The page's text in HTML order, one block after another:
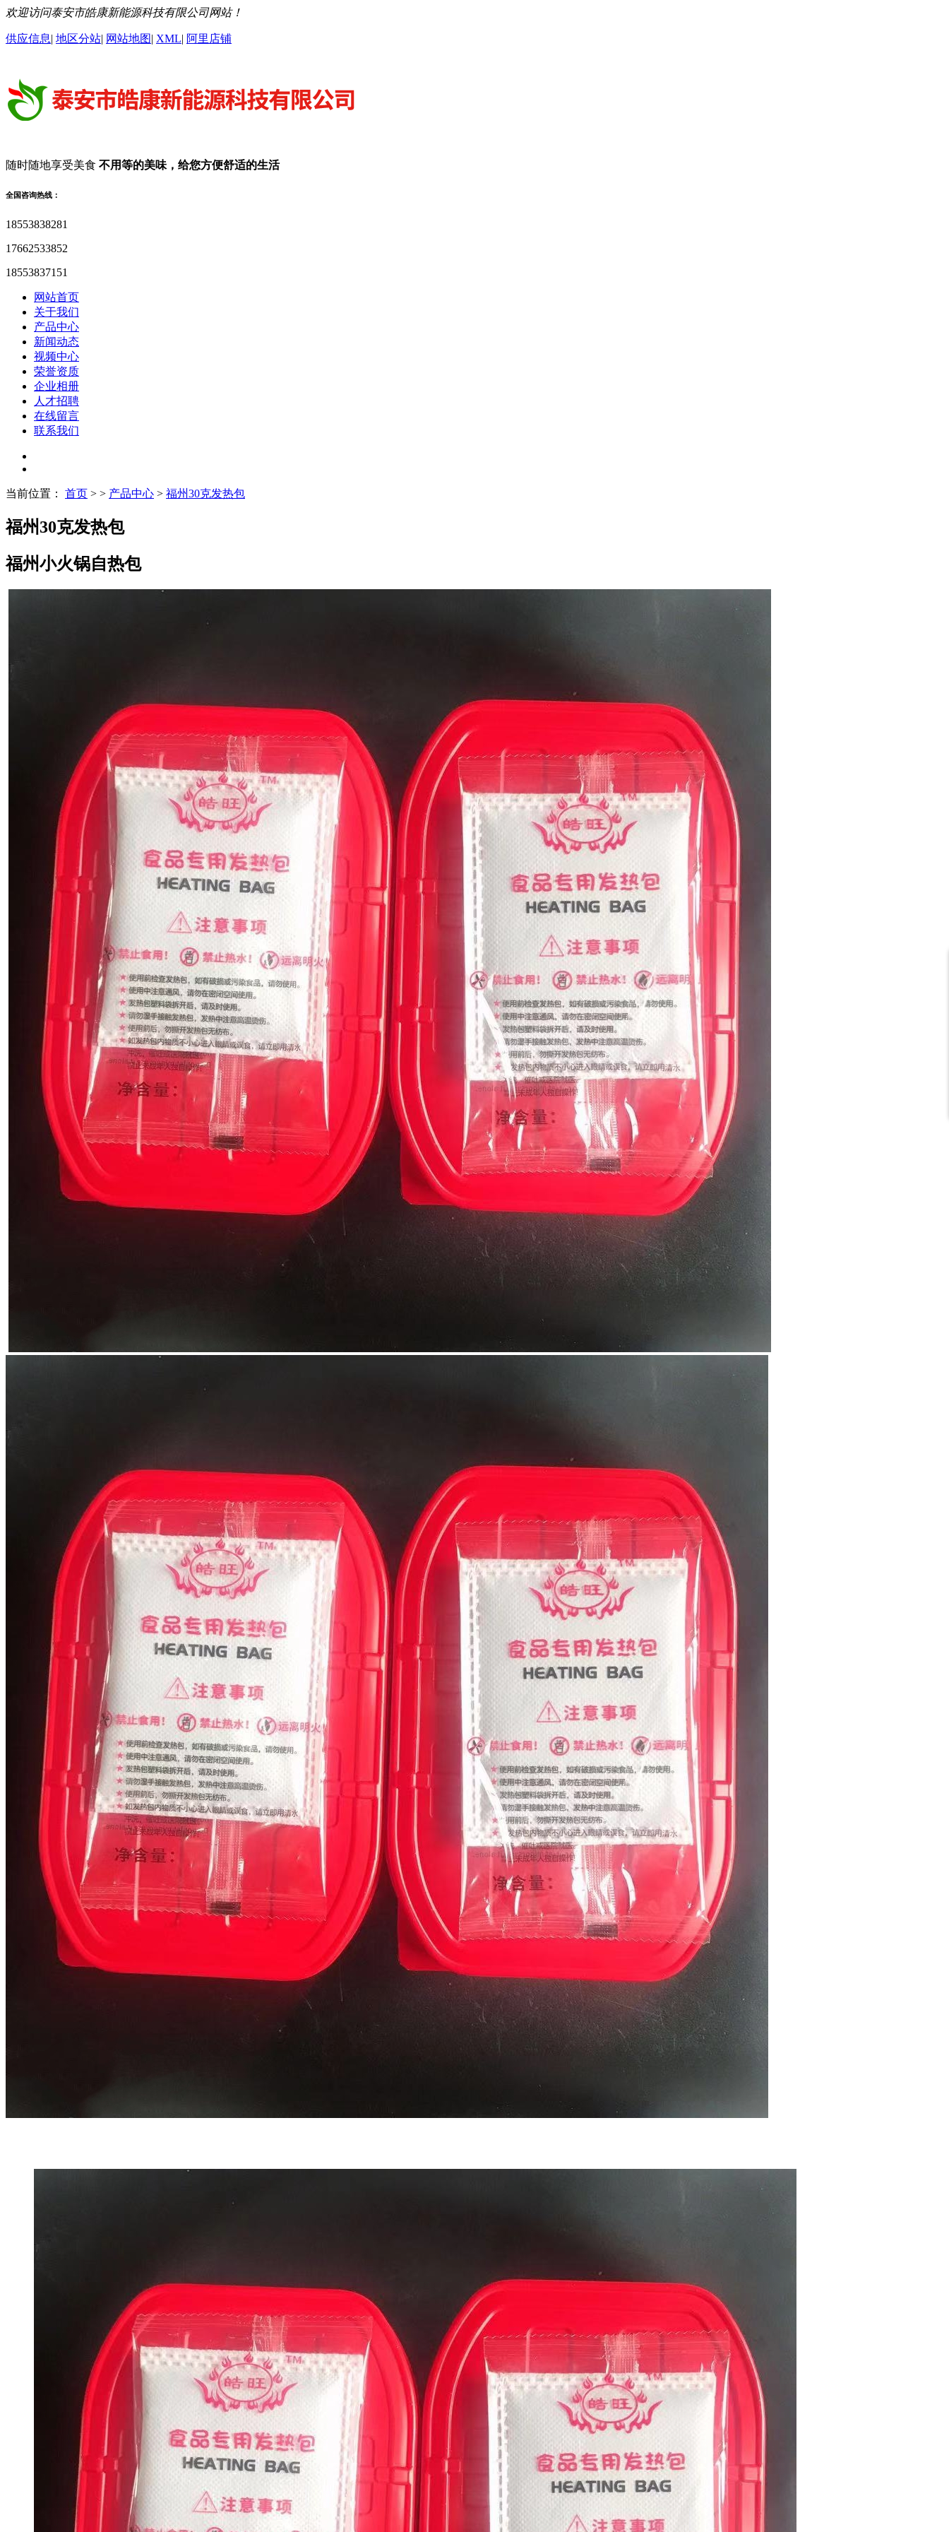
欢迎访问泰安市皓康新能源科技有限公司网站！
供应信息| 地区分站| 网站地图| XML| 阿里店铺
随时随地享受美食 不用等的美味，给您方便舒适的生活
全国咨询热线：
18553838281
17662533852
18553837151
网站首页
关于我们
产品中心
新闻动态
视频中心
荣誉资质
企业相册
人才招聘
在线留言
联系我们
当前位置： 首页 > > 产品中心 > 福州30克发热包
福州30克发热包
福州小火锅自热包